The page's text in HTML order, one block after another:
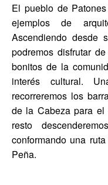
El pueblo de
ejemplos de
Ascendiendo desde
podremos disfrutar
bonitos de la
interés cultural.
recorreremos los
de la Cabeza para el
resto
conformando una
Peña.